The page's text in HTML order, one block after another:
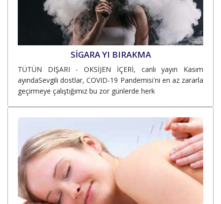
SİGARA YI BIRAKMA
TÜTÜN DIŞARI - OKSİJEN İÇERİ, canlı yayın Kasım
ayındaSevgili dostlar, COVID-19 Pandemisi'ni en az zararla
geçirmeye çalıştığımız bu zor günlerde herk